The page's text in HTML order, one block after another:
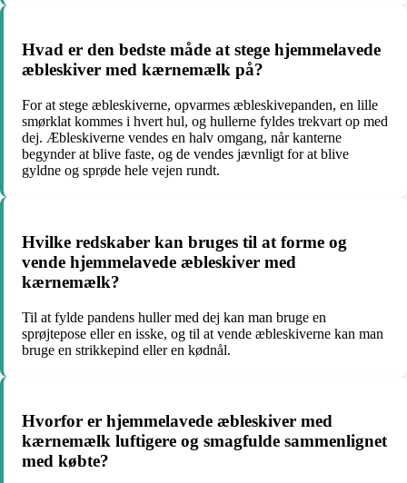
Hvad er den bedste måde at stege hjemmelavede
æbleskiver med kærnemælk på?
For at stege æbleskiverne, opvarmes æbleskivepanden, en lille
smørklat kommes i hvert hul, og hullerne fyldes trekvart op med
dej. Æbleskiverne vendes en halv omgang, når kanterne
begynder at blive faste, og de vendes jævnligt for at blive
gyldne og sprøde hele vejen rundt.
Hvilke redskaber kan bruges til at forme og
vende hjemmelavede æbleskiver med
kærnemælk?
Til at fylde pandens huller med dej kan man bruge en
sprøjtepose eller en isske, og til at vende æbleskiverne kan man
bruge en strikkepind eller en kødnål.
Hvorfor er hjemmelavede æbleskiver med
kærnemælk luftigere og smagfulde sammenlignet
med købte?